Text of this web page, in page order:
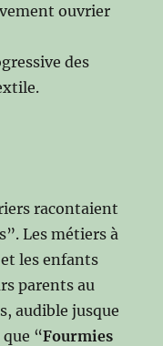
ouvrier
des
racontaient
Les métiers à
les enfants
parents au
audible jusque
que “Fourmies